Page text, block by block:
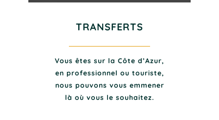
TRANSFERTS
Vous êtes sur la Côte d’Azur,
en professionnel ou touriste,
nous pouvons vous emmener
là où vous le souhaitez.